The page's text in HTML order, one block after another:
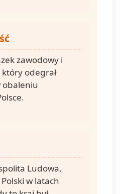
zawodowy i
który odegrał
obaleniu
Ludowa,
w latach